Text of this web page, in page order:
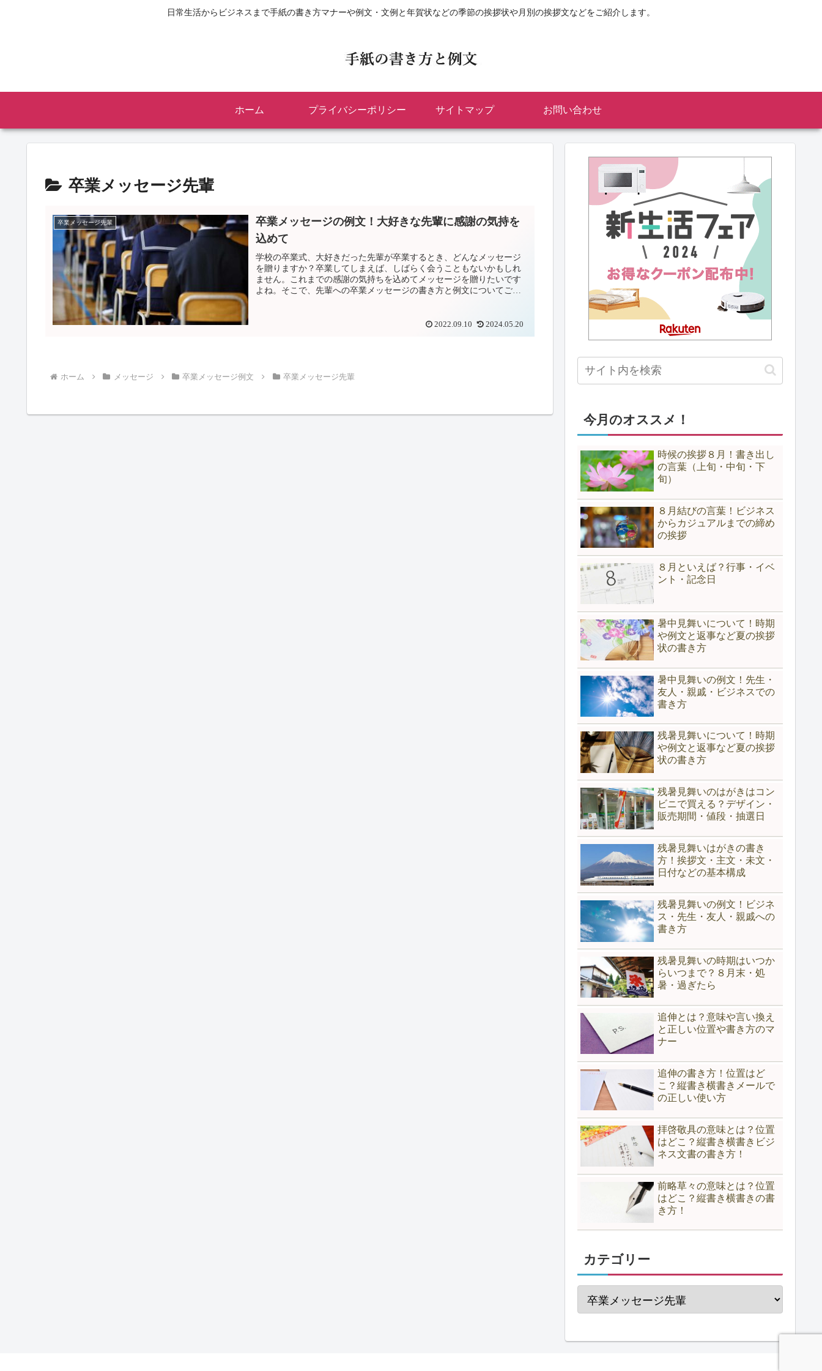
日常生活からビジネスまで手紙の書き方マナーや例文・文例と年賀状などの季節の挨拶状や月別の挨拶文などをご紹介します。
ホーム プライバシーポリシー サイトマップ お問い合わせ
卒業メッセージ先輩
卒業メッセージ先輩
卒業メッセージの例文！大好きな先輩に感謝の気持を
込めて
学校の卒業式、大好きだった先輩が卒業するとき、どんなメッセージ
を贈りますか？卒業してしまえば、しばらく会うこともないかもしれ
ません。これまでの感謝の気持ちを込めてメッセージを贈りたいです
よね。そこで、先輩への卒業メッセージの書き方と例文についてご紹
2022.09.10 2024.05.20
ホーム メッセージ 卒業メッセージ例文 卒業メッセージ先輩
今月のオススメ！
時候の挨拶８月！書き出し
の言葉（上旬・中旬・下
旬）
８月結びの言葉！ビジネス
からカジュアルまでの締め
の挨拶
８月といえば？行事・イベ
ント・記念日
暑中見舞いについて！時期
や例文と返事など夏の挨拶
状の書き方
暑中見舞いの例文！先生・
友人・親戚・ビジネスでの
書き方
残暑見舞いについて！時期
や例文と返事など夏の挨拶
状の書き方
残暑見舞いのはがきはコン
ビニで買える？デザイン・
販売期間・値段・抽選日
残暑見舞いはがきの書き
方！挨拶文・主文・未文・
日付などの基本構成
残暑見舞いの例文！ビジネ
ス・先生・友人・親戚への
書き方
残暑見舞いの時期はいつか
らいつまで？８月末・処
暑・過ぎたら
追伸とは？意味や言い換え
と正しい位置や書き方のマ
ナー
追伸の書き方！位置はど
こ？縦書き横書きメールで
の正しい使い方
拝啓敬具の意味とは？位置
はどこ？縦書き横書きビジ
ネス文書の書き方！
前略草々の意味とは？位置
はどこ？縦書き横書きの書
き方！
カテゴリー